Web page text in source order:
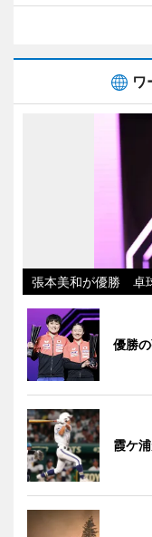
ワ
張本美和が優勝 卓
優勝
霞ケ